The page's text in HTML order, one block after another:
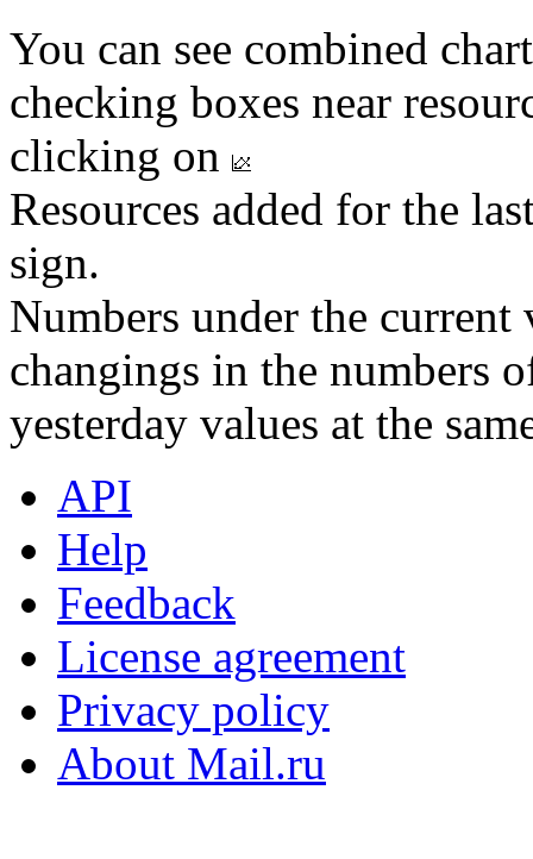
You can see combined
checking boxes near
clicking on
Resources added for the
sign.
Numbers under the
changings in the numbers
yesterday values at the
API
Help
Feedback
License agreement
Privacy policy
About Mail.ru